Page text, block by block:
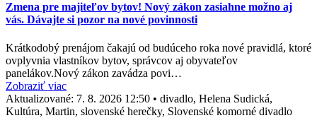
Zmena pre majiteľov bytov! Nový zákon zasiahne možno aj
vás. Dávajte si pozor na nové povinnosti
Krátkodobý prenájom čakajú od budúceho roka nové pravidlá, ktoré
ovplyvnia vlastníkov bytov, správcov aj obyvateľov
panelákov.Nový zákon zavádza povi…
Zobraziť viac
Aktualizované: 7. 8. 2026 12:50 • divadlo, Helena Sudická,
Kultúra, Martin, slovenské herečky, Slovenské komorné divadlo